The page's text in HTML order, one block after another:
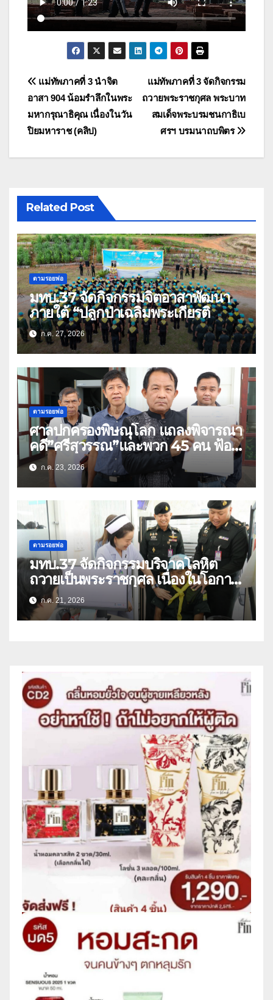
แนะแนว
เรื่อง
แม่ทัพภาคที่ 3 จัดกิจกรรม
ถวายพระราชกุศล พระบาท
สมเด็จพระบรมชนกาธิเบ
ศรฯ บรมนาถบพิตร
แม่ทัพภาคที่ 3 นำจิต
อาสา 904 น้อมรำลึกในพระ
มหากรุณาธิคุณ เนื่องในวัน
ปิยมหาราช (คลิป)
Related Post
ตามรอยพ่อ
มทบ.37 จัดกิจกรรมจิตอาสาพัฒนา
ภายใต้ “ปลูกป่าเฉลิมพระเกียรติ
ก.ค. 27, 2026
ตามรอยพ่อ
ศาลปกครองพิษณุโลก แถลงพิจารณา
คดี”ศรีสุวรรณ”และพวก 45 คน ฟ้อง
สร้างถนนตัดสวนเฉลิมพระเกียรติ 80
พรรษา (คลิป)
ก.ค. 23, 2026
ตามรอยพ่อ
มทบ.37 จัดกิจกรรมบริจาคโลหิต
ถวายเป็นพระราชกุศล เนื่องในโอกาส
วันเฉลิมพระชนมพรรษา พระบาท
สมเด็จพระเจ้าอยู่หัว
ก.ค. 21, 2026